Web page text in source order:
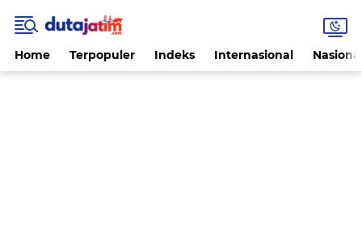
Home Terpopuler Indeks Internasional